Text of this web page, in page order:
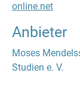
online.net
Anbieter
Moses
Studien e. V.